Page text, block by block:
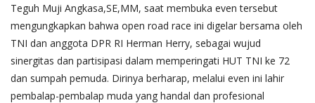
Teguh Muji Angkasa,SE,MM, saat membuka even tersebut
mengungkapkan bahwa open road race ini digelar bersama oleh
TNI dan anggota DPR RI Herman Herry, sebagai wujud
sinergitas dan partisipasi dalam memperingati HUT TNI ke 72
dan sumpah pemuda. Dirinya berharap, melalui even ini lahir
pembalap-pembalap muda yang handal dan profesional